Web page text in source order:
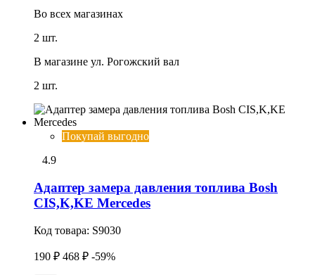
Во всех магазинах
2 шт.
В магазине ул. Рогожский вал
2 шт.
Покупай выгодно
4.9
Адаптер замера давления топлива Bosh
CIS,K,KE Mercedes
Код товара: S9030
190 ₽ 468 ₽ -59%